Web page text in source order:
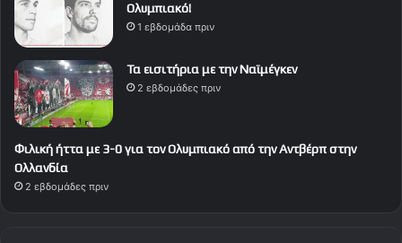
Ολυμπιακό!
1 εβδομάδα πριν
Τα εισιτήρια με την Ναϊμέγκεν
2 εβδομάδες πριν
Φιλική ήττα με 3-0 για τον Ολυμπιακό από την Αντβέρπ στην
Ολλανδία
2 εβδομάδες πριν